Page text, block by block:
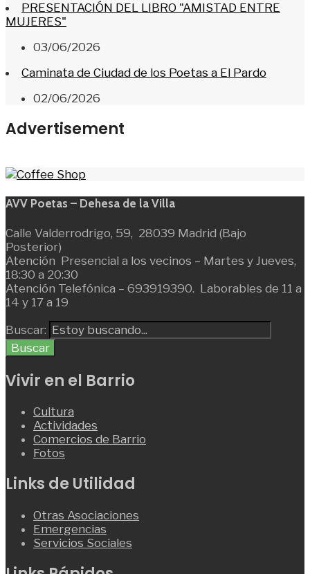
PRESENTACIÓN DEL LIBRO "AMISTAD ENTRE
MUJERES"
03/06/2026
Caminata de Ciudad de los Poetas a El Pardo
02/06/2026
Advertisement
AVV Poetas – Dehesa de la Villa
Calle Valderrodrigo, 59, 28039 Madrid (Bajo
Posterior)
Atención Presencial a los vecinos – Martes y Jueves,
18:30 a 20:30
Atención Telefónica – 693919390. Laborables de 11 a
14 y 17 a 19
Buscar:
Buscar
Vivir en el Barrio
Cultura
Actividades
Comercios de Barrio
Fotos
Links de Utilidad
Otras Asociaciones
Emergencias
Servicios Sociales